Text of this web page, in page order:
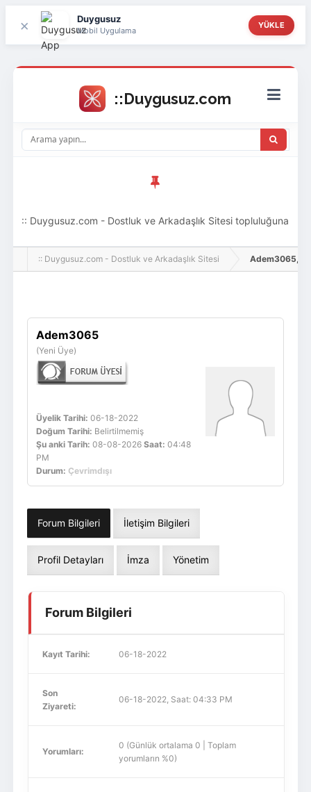
× Duygusuz
Mobil Uygulama
YÜKLE
:: Duygusuz.com - Dostluk ve Arkadaşlık Sitesi topluluğuna
hoş geldin ziyaretçi! Aramıza katılmak istersen kayıt
:: Duygusuz.com - Dostluk ve Arkadaşlık Sitesi Adem3065,
Adem3065
(Yeni Üye)
Üyelik Tarihi: 06-18-2022
Doğum Tarihi: Belirtilmemiş
Şu anki Tarih: 08-08-2026 Saat: 04:48
PM
Durum: Çevrimdışı
Forum Bilgileri İletişim Bilgileri
Profil Detayları İmza Yönetim
Forum Bilgileri
Kayıt Tarihi: 06-18-2022
Son
Ziyareti:
06-18-2022, Saat: 04:33 PM
Yorumları:
0 (Günlük ortalama 0 | Toplam
yorumların %0)